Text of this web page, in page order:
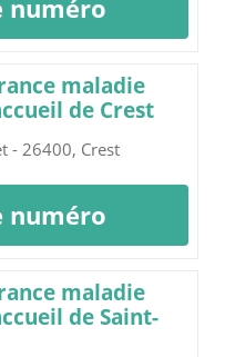
numéro
maladie
de Crest
- 26400, Crest
numéro
maladie
de Saint-